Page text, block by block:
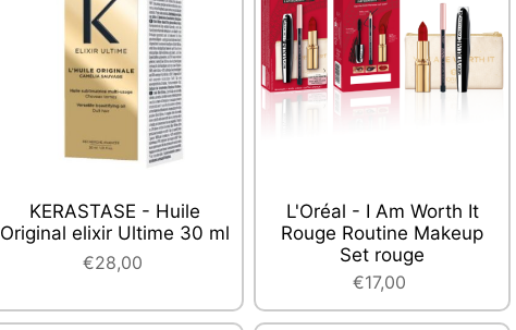
KERASTASE - Huile
Original elixir Ultime 30 ml
€28,00
L'Oréal - I Am Worth It
Rouge Routine Makeup
Set rouge
€17,00